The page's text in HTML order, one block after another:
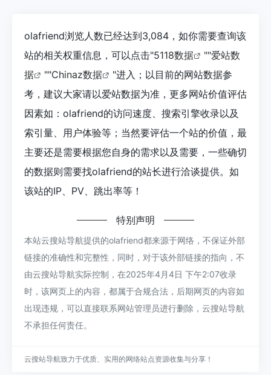
olafriend浏览人数已经达到3,084，如你需要查询该
站的相关权重信息，可以点击"5118数据 ""爱站数
据
""Chinaz数据
"进入；以目前的网站数据参
考，建议大家请以爱站数据为准，更多网站价值评估
因素如：olafriend的访问速度、搜索引擎收录以及
索引量、用户体验等；当然要评估一个站的价值，最
主要还是需要根据您自身的需求以及需要，一些确切
的数据则需要找olafriend的站长进行洽谈提供。如
该站的IP、PV、跳出率等！
特别声明
本站云搜站导航提供的olafriend都来源于网络，不保证外部
链接的准确性和完整性，同时，对于该外部链接的指向，不
由云搜站导航实际控制，在2025年4月4日 下午2:07收录
时，该网页上的内容，都属于合规合法，后期网页的内容如
出现违规，可以直接联系网站管理员进行删除，云搜站导航
不承担任何责任。
云搜站导航致力于优质、实用的网络站点资源收集与分享！